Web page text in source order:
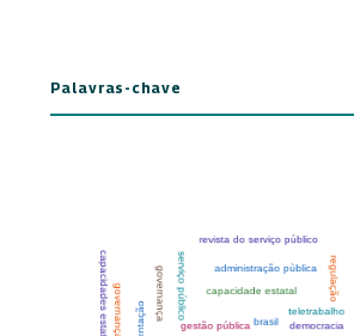
Palavras-chave